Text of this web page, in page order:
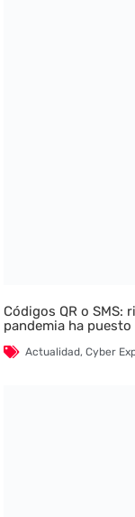
Códigos QR o SMS:
pandemia ha puesto
Actualidad,Cyber